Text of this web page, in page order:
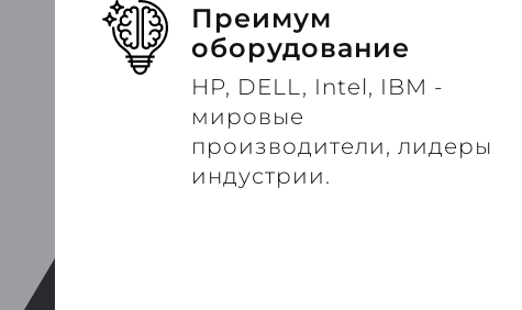
Преимум
оборудование
HP, DELL, Intel, IBM -
мировые
производители, лидеры
индустрии.